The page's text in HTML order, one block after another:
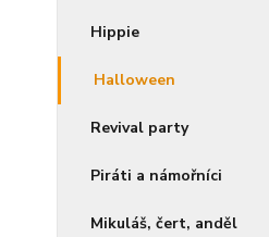
Hippie
Halloween
Revival party
Piráti a námořníci
Mikuláš, čert, anděl